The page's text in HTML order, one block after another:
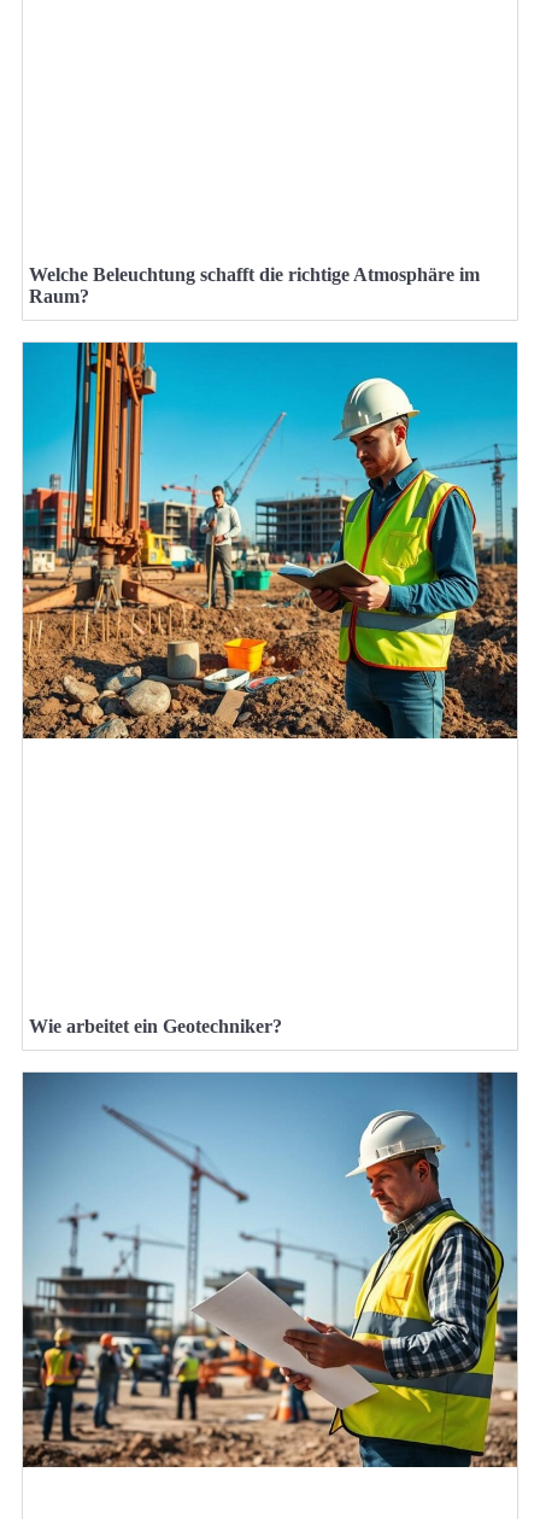
Welche Beleuchtung schafft die richtige Atmosphäre im
Raum?
Wie arbeitet ein Geotechniker?